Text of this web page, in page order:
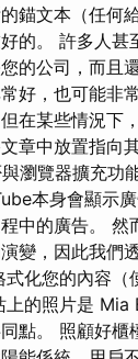
錨文本（任何
的。 許多人
的公司，而且
好，也可能非
在某些情況下
章中放置指向
瀏覽器擴充
本身會顯示
中的廣告。
變，因此我們
化您的內容
的照片是
點。 照顧好